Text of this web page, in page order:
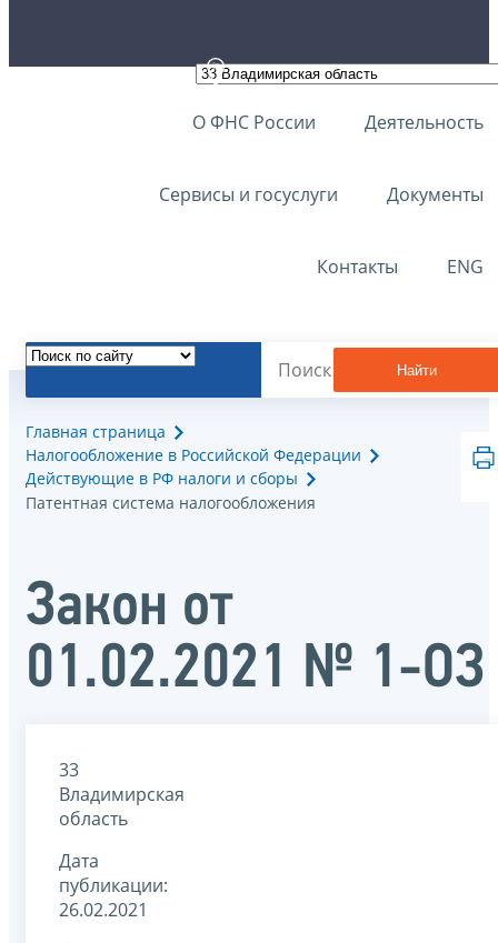
О ФНС России Деятельность
Сервисы и госуслуги Документы
Контакты ENG
Найти
Главная страница
Налогообложение в Российской Федерации
Действующие в РФ налоги и сборы
Патентная система налогообложения
Закон от
01.02.2021 № 1-ОЗ
33
Владимирская
область
Дата
публикации:
26.02.2021